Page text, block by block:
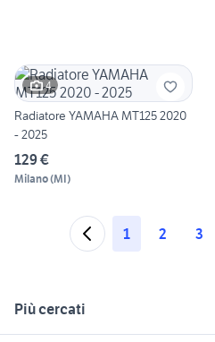
4
Radiatore YAMAHA MT125 2020
- 2025
129 €
Milano(MI)
1 2 3
Più cercati